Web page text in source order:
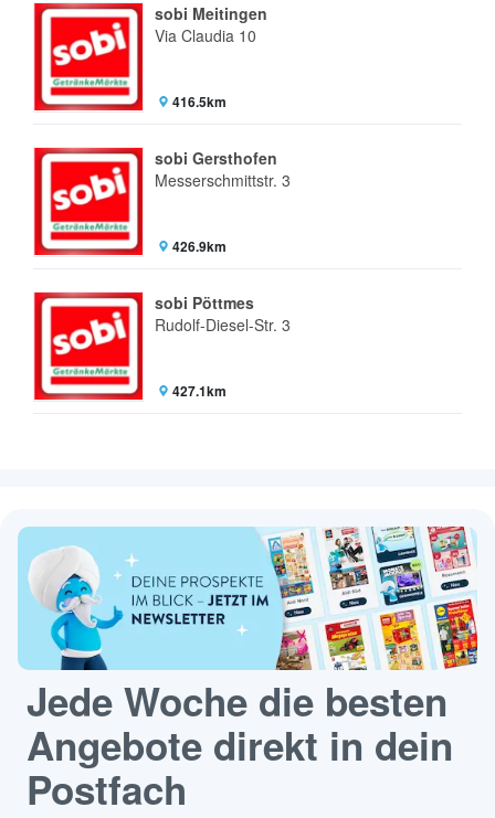
sobi Meitingen
Via Claudia 10
416.5km
sobi Gersthofen
Messerschmittstr. 3
426.9km
sobi Pöttmes
Rudolf-Diesel-Str. 3
427.1km
Jede Woche die besten
Angebote direkt in dein
Postfach